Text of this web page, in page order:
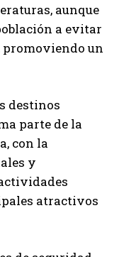
aunque
a evitar
un
destinos
parte de la
con la
y
atractivos